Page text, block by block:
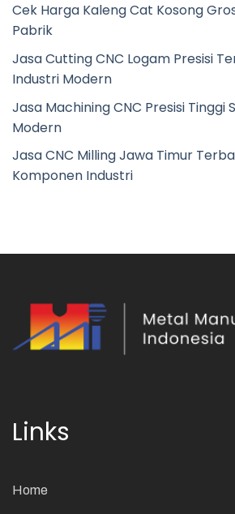
Cek Harga Kaleng Cat Kosong
Pabrik
Jasa Cutting CNC Logam Presisi
Industri Modern
Jasa Machining CNC Presisi Tinggi
Modern
Jasa CNC Milling Jawa Timur
Komponen Industri
Links
Home